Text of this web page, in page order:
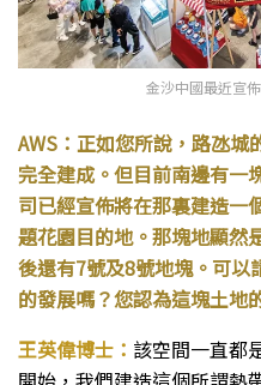
金沙中國最近宣
AWS：正如您所說，路氹
完全建成。但目前南邊有一
司已經宣佈將在那裏建造一
題花園目的地。那塊地顯然
後還有7號及8號地塊。可以
的發展嗎？您認為這塊土地
王英偉博士： 該空間一直都